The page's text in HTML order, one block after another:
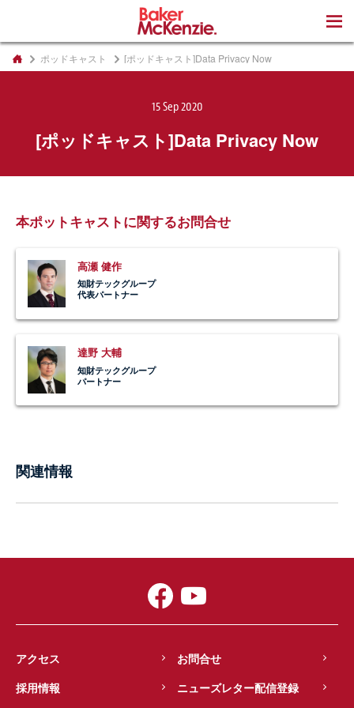
ポッドキャスト [ポッドキャスト]Data Privacy Now
15 Sep 2020
[ポッドキャスト]Data Privacy Now
本ポットキャストに関するお問合せ
高瀬 健作
知財テックグループ
代表パートナー
達野 大輔
知財テックグループ
パートナー
関連情報
アクセス
お問合せ
採用情報
ニューズレター配信登録